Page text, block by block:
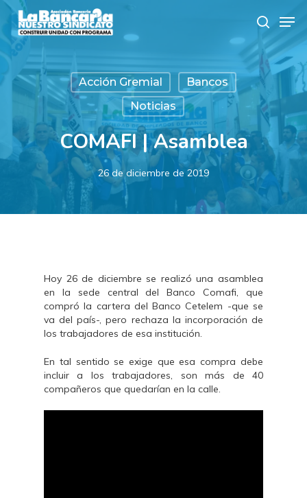
Skip
main
content
search
Acción Gremial
Bancos
Noticias
COMAFI | Asamblea
26 de diciembre de 2019
Hoy 26 de diciembre se realizó una asamblea
en la sede central del Banco Comafi, que
compró la cartera del Banco Cetelem -que se
va del país-, pero rechaza la incorporación de
los trabajadores de esa institución.
En tal sentido se exige que esa compra debe
incluir a los trabajadores, son más de 40
compañeros que quedarían en la calle.